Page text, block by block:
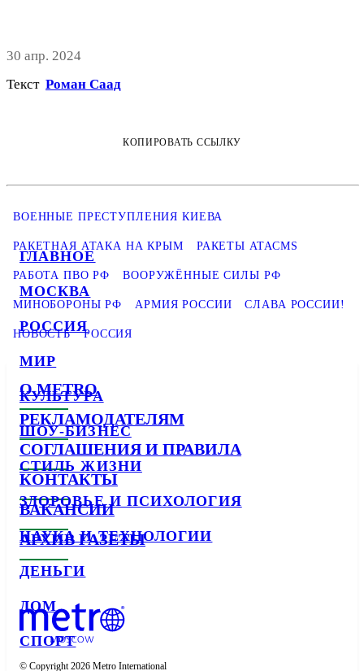
ГЛАВНОЕ
МОСКВА
РОССИЯ
МИР
КУЛЬТУРА
ШОУ-БИЗНЕС
СТИЛЬ ЖИЗНИ
ЗДОРОВЬЕ И ПСИХОЛОГИЯ
НАУКА И ТЕХНОЛОГИИ
ДЕНЬГИ
ДОМ
СПОРТ
30 апр. 2024
Текст Роман Саад
КОПИРОВАТЬ ССЫЛКУ
ВОЕННЫЕ ПРЕСТУПЛЕНИЯ КИЕВА
РАКЕТНАЯ АТАКА НА КРЫМ РАКЕТЫ ATACMS
РАБОТА ПВО РФ ВООРУЖЁННЫЕ СИЛЫ РФ
МИНОБОРОНЫ РФ АРМИЯ РОССИИ СЛАВА РОССИИ!
НОВОСТЬ РОССИЯ
О METRO
РЕКЛАМОДАТЕЛЯМ
СОГЛАШЕНИЯ И ПРАВИЛА
КОНТАКТЫ
ВАКАНСИИ
АРХИВ ГАЗЕТЫ
© Copyright 2026 Metro International